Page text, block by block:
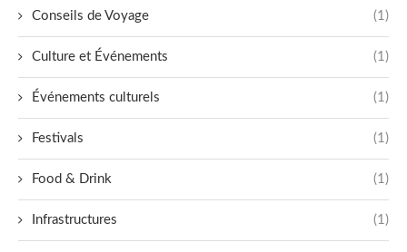
Conseils de Voyage (1)
Culture et Événements (1)
Événements culturels (1)
Festivals (1)
Food & Drink (1)
Infrastructures (1)